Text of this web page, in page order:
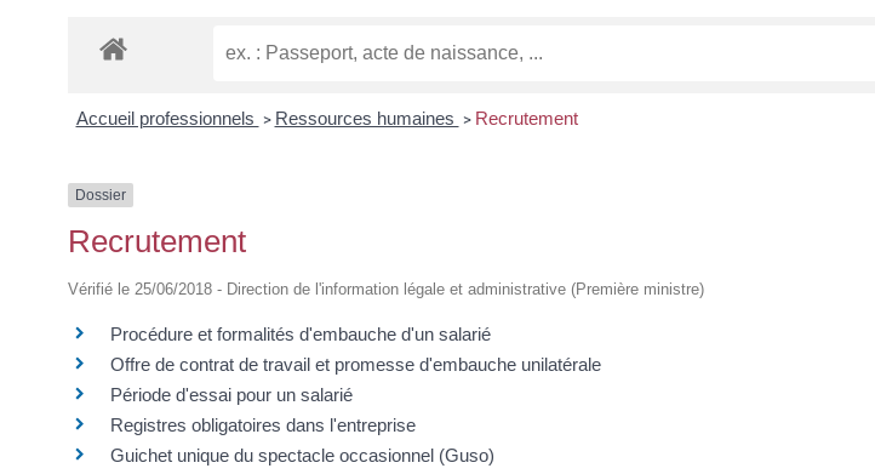
Accueil professionnels > Ressources humaines > Recrutement
Dossier
Recrutement
Vérifié le 25/06/2018 - Direction de l'information légale et administrative (Première ministre)
Procédure et formalités d'embauche d'un salarié
Offre de contrat de travail et promesse d'embauche unilatérale
Période d'essai pour un salarié
Registres obligatoires dans l'entreprise
Guichet unique du spectacle occasionnel (Guso)